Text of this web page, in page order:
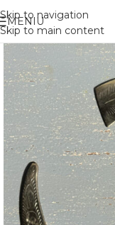
Skip to navigation
Skip to main content
Nemokamas
MENIU